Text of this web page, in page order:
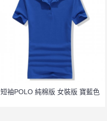
短袖POLO 純棉版 女裝版 寶藍色